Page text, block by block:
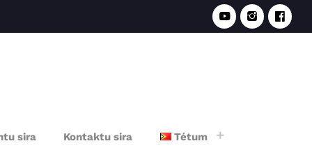
sira Kontaktu sira Tétum